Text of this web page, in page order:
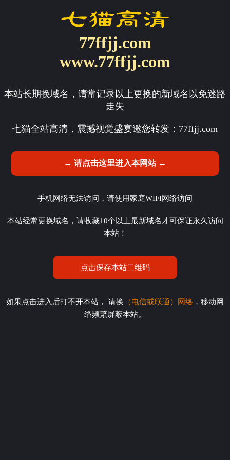
77ffjj.com
www.77ffjj.com
本站长期换域名，请常记录以上更换的新域名以免迷路
走失
七猫全站高清，震撼视觉盛宴邀您转发： 77ffjj.com
→ 请点击这里进入本网站 ←
手机网络无法访问，请使用家庭WIFI网络访问
本站经常更换域名，请收藏10个以上最新域名才可保证永久访问
本站！
点击保存本站二维码
如果点击进入后打不开本站， 请换 （电信或联通）网络 ，移动网
络频繁屏蔽本站。